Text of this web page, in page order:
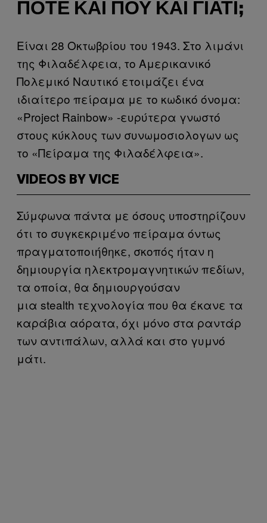
ΠΌΤΕ ΚΑΙ ΠΟΎ ΚΑΙ ΓΙΑΤΊ;
Είναι 28 Οκτωβρίου του 1943. Στο λιμάνι
της Φιλαδέλφεια, το Αμερικανικό
Πολεμικό Ναυτικό ετοιμάζει ένα
ιδιαίτερο πείραμα με το κωδικό όνομα:
«Project Rainbow» -ευρύτερα γνωστό
στους κύκλους των συνωμοσιολογων ως
το «Πείραμα της Φιλαδέλφεια».
VIDEOS BY VICE
Σύμφωνα πάντα με όσους υποστηρίζουν
ότι το συγκεκριμένο πείραμα όντως
πραγματοποιήθηκε, σκοπός ήταν η
δημιουργία ηλεκτρομαγνητικών πεδίων,
τα οποία, θα δημιουργούσαν
μια stealth τεχνολογία που θα έκανε τα
καράβια αόρατα, όχι μόνο στα ραντάρ
των αντιπάλων, αλλά και στο γυμνό
μάτι.